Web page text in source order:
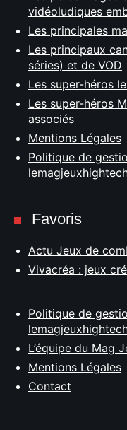
vidéoludiques
Les principales
Les principaux
séries) et de VOD
Les super-héros
Les super-héros
associés
Mentions Légales
Politique de
Favoris
Actu Jeux de
Vivacréa : jeux
Politique de
L’équipe du Mag
Mentions Légales
Contact